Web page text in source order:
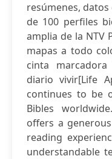
resúmenes,
de 100 perfiles
amplia de la NTV
mapas a todo
cinta
diario vivir[Life
continues to be
Bibles
offers a
reading
understandable